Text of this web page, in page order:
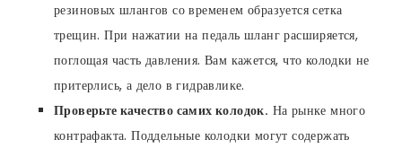
резиновых шлангов со временем образуется сетка
трещин. При нажатии на педаль шланг расширяется,
поглощая часть давления. Вам кажется, что колодки не
притерлись, а дело в гидравлике.
Проверьте качество самих колодок. На рынке много
контрафакта. Поддельные колодки могут содержать